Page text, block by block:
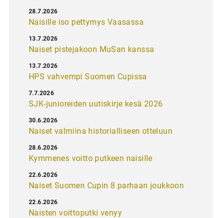
Naisille iso pettymys Vaasassa
28.7.2026
Naiset pistejakoon MuSan kanssa
13.7.2026
HPS vahvempi Suomen Cupissa
13.7.2026
SJK-junioreiden uutiskirje kesä 2026
7.7.2026
Naiset valmiina historialliseen otteluun
30.6.2026
Kymmenes voitto putkeen naisille
28.6.2026
Naiset Suomen Cupin 8 parhaan joukkoon
22.6.2026
Naisten voittoputki venyy
22.6.2026